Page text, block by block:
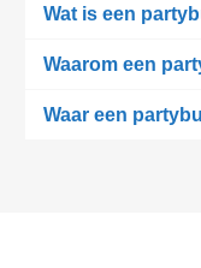
Wat is een
Waarom een
Waar een